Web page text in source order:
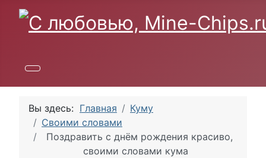
Вы здесь: Главная
Куму
Своими словами
Поздравить с днём рождения красиво,
своими словами кума